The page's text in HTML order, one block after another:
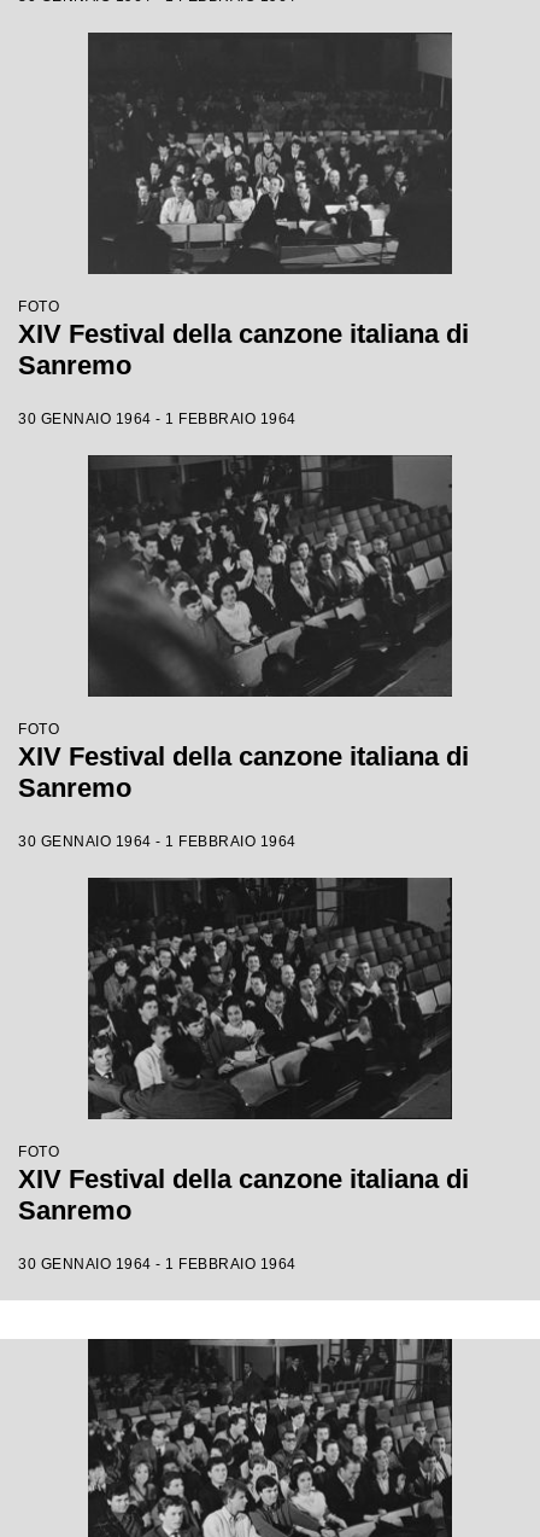
FOTO
XIV Festival della canzone italiana di
Sanremo
30 GENNAIO 1964 - 1 FEBBRAIO 1964
FOTO
XIV Festival della canzone italiana di
Sanremo
30 GENNAIO 1964 - 1 FEBBRAIO 1964
FOTO
XIV Festival della canzone italiana di
Sanremo
30 GENNAIO 1964 - 1 FEBBRAIO 1964